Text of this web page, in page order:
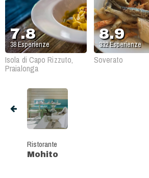
7.8
38Esperienze
Isola di Capo Rizzuto,
Praialonga
8.9
332Esperienze
Soverato
Ristorante
Mohito